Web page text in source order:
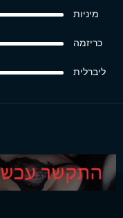
מיניות
כריזמה
ליברלית